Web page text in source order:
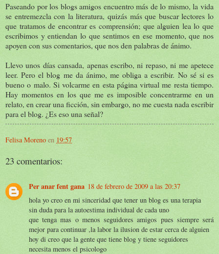
Paseando por los blogs amigos encuentro más de lo mismo, la vida
se entremezcla con la literatura, quizás más que buscar lectores lo
que tratamos de encontrar es comprensión; que alguien lea lo que
escribimos y entiendan lo que sentimos en ese momento, que nos
apoyen con sus comentarios, que nos den palabras de ánimo.
Llevo unos días cansada, apenas escribo, ni repaso, ni me apetece
leer. Pero el blog me da ánimo, me obliga a escribir. No sé si es
bueno o malo. Si volcarme en esta página virtual me resta tiempo.
Hay momentos en los que me es imposible concentrarme en un
relato, en crear una ficción, sin embargo, no me cuesta nada escribir
para el blog. ¿Es eso una señal?
Felisa Moreno en 19:57
23 comentarios:
Per anar fent gana 18 de febrero de 2009 a las 20:37
hola yo creo en mi sinceridad que tener un blog es una terapia
sin duda para la autoestima individual de cada uno
que tenga mas o menos seguidores amigos pues siempre será
mejor para continuar ,la labor la ilusion de estar cerca de alguien
hoy di creo que la gente que tiene blog y tiene seguidores
necesita menos el psicologo